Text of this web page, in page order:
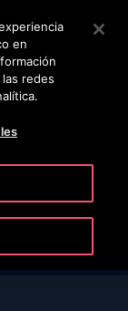
BUSCAR
en
redes